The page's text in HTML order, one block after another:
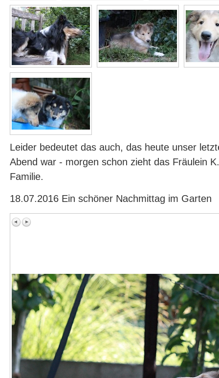
Leider bedeutet das auch, das heute unser
Abend war - morgen schon zieht das Fräulein
Familie.
18.07.2016 Ein schöner Nachmittag im Garten